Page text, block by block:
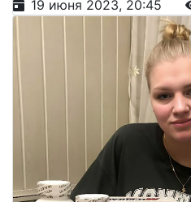
19 июня 2023, 20:45